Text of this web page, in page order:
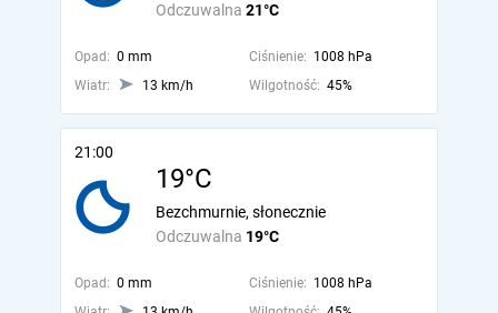
Odczuwalna 21°C
Opad: 0 mm Ciśnienie: 1008 hPa
Wiatr:
13 km/h Wilgotność: 45%
21:00
19°C
Odczuwalna 19°C
Bezchmurnie, słonecznie
Opad: 0 mm Ciśnienie: 1008 hPa